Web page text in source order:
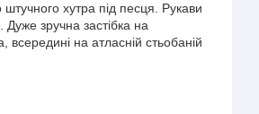
хутра під песця. Рукави
зручна застібка на
на атласній стьобаній